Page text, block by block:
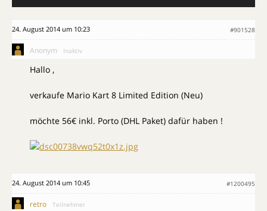
24. August 2014 um 10:23 #901528
Anonym Inaktiv
Hallo ,
verkaufe Mario Kart 8 Limited Edition (Neu)
möchte 56€ inkl. Porto (DHL Paket) dafür haben !
24. August 2014 um 10:45 #1200495
retro Teilnehmer